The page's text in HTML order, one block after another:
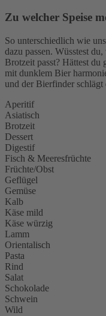
Zu welcher Speise
So unterschiedlich wie
dazu passen. Wüsstest
Brotzeit passt? Hättest du
mit dunklem Bier
und der Bierfinder schlägt
Aperitif
Asiatisch
Brotzeit
Dessert
Digestif
Fisch & Meeresfrüchte
Früchte/Obst
Geflügel
Gemüse
Kalb
Käse mild
Käse würzig
Lamm
Orientalisch
Pasta
Rind
Salat
Schokolade
Schwein
Wild